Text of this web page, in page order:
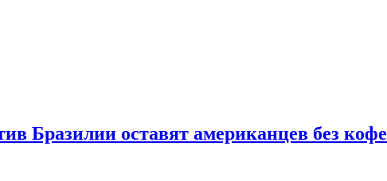
Бразилии оставят американцев без кофе